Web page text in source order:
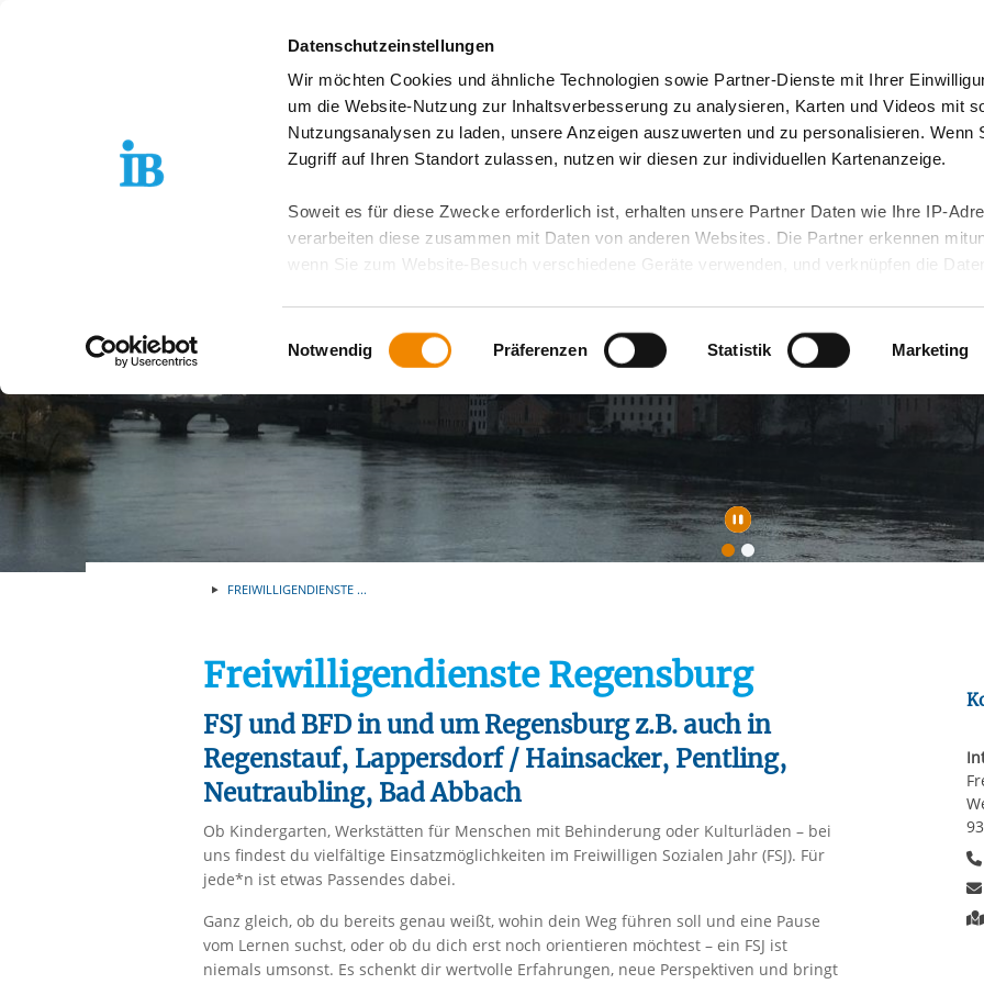
Datenschutzeinstellungen
Wir möchten Cookies und ähnliche Technologien sowie Partner-Dienste mit Ihrer
um die Website-Nutzung zur Inhaltsverbesserung zu analysieren, Karten und Videos mit
Nutzungsanalysen zu laden, unsere Anzeigen auszuwerten und zu personalisieren. Wenn
Zugriff auf Ihren Standort zulassen, nutzen wir diesen zur individuellen Kartenanzeige.
Soweit es für diese Zwecke erforderlich ist, erhalten unsere Partner Daten wie Ihre IP-
verarbeiten diese zusammen mit Daten von anderen Websites. Die Partner erkennen
wenn Sie zum Website-Besuch verschiedene Geräte verwenden, und verknüpfen die Daten
zusätzlichen Risiken für Ihre Daten führen kann.
Weitere Details finden Sie in unserenDatenschutzhinweisenund in unsererCookie-
Sie möchten, dass alle Website-Funktionen für diese Zwecke aktiviert sind, müssen Sie
Kategorien auswählen. Sie können mittels nachfolgender Buttons über Ihre Einwilligung für
Zwecke entscheiden und Ihre erteilte Einwilligung stets für die Zukunft widerrufen. Bitte
Ihre etwaige Einwilligung erstreckt sich nicht auf notwendige Cookies, die erforderlich zur
der von Ihnen aufgerufenen und somit gewünschten Website-Funktionen sind. Diese
aufgrund berechtigter Interessen und daher unabhängig von einer Einwilligung.
Einwilligungsauswahl
Notwendig Präferenzen Statistik Marketing
Freiwilligendienst Deutschland
Freiwilligendienst Ausland In
Automatische
FREIWILLIGENDIENSTE ...
Freiwilligendienste Regensburg
FSJ und BFD in und um Regensburg z.B. auch in
Regenstauf, Lappersdorf / Hainsacker, Pentling,
Neutraubling, Bad Abbach
Ob Kindergarten, Werkstätten für Menschen mit Behinderung oder Kulturläden – bei
uns findest du vielfältige Einsatzmöglichkeiten im Freiwilligen Sozialen Jahr (FSJ). Für
jede*n ist etwas Passendes dabei.
Ganz gleich, ob du bereits genau weißt, wohin dein Weg führen soll und eine Pause
vom Lernen suchst, oder ob du dich erst noch orientieren möchtest – ein FSJ ist
niemals umsonst. Es schenkt dir wertvolle Erfahrungen, neue Perspektiven und bringt